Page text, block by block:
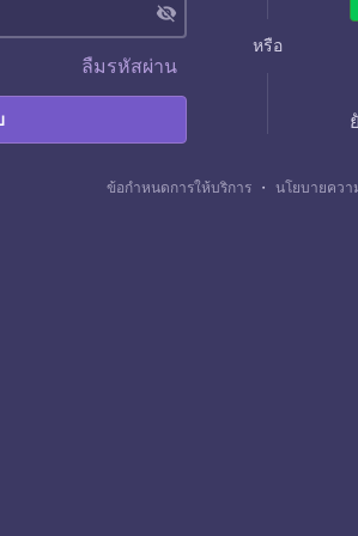
visibility_off
ลืมรหัสผ่าน
หรือ
ข้อกำหนดการให้บริการ ・ นโยบายควา